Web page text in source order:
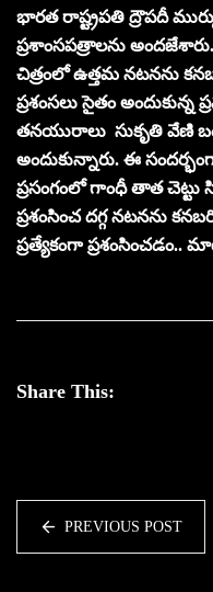
భారత రాష్ట్రపతి ద్రౌపదీ
ప్రశాంసపత్రాలను
చిత్రంలో ఉత్తమ నటనను
ప్రశంసలు సైతం అందుకున్న
తనయురాలు సుకృతి వేణి
అందుకున్నారు. ఈ
ప్రసంగంలో గాంధీ తాత
ప్రశంసించ దగ్గ నటనను
ప్రత్యేకంగా ప్రశంసించడం..
Share This:
PREVIOUS POST